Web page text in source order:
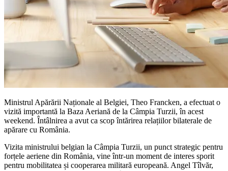
Ministrul Apărării Naționale al Belgiei, Theo Francken, a efectuat o
vizită importantă la Baza Aeriană de la Câmpia Turzii, în acest
weekend. Întâlnirea a avut ca scop întărirea relațiilor bilaterale de
apărare cu România.
Vizita ministrului belgian la Câmpia Turzii, un punct strategic pentru
forțele aeriene din România, vine într-un moment de interes sporit
pentru mobilitatea și cooperarea militară europeană. Angel Tîlvăr,